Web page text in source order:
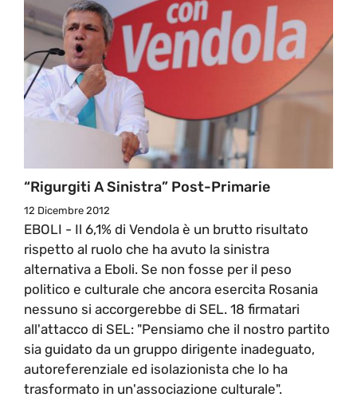
“Rigurgiti A Sinistra” Post-Primarie
12 Dicembre 2012
EBOLI - Il 6,1% di Vendola è un brutto risultato
rispetto al ruolo che ha avuto la sinistra
alternativa a Eboli. Se non fosse per il peso
politico e culturale che ancora esercita Rosania
nessuno si accorgerebbe di SEL. 18 firmatari
all'attacco di SEL: "Pensiamo che il nostro partito
sia guidato da un gruppo dirigente inadeguato,
autoreferenziale ed isolazionista che lo ha
trasformato in un'associazione culturale".